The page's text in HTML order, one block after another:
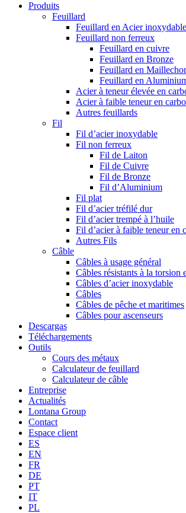
Produits
Feuillard
Feuillard en Acier inoxydable
Feuillard non ferreux
Feuillard en cuivre
Feuillard en Bronze
Feuillard en
Feuillard en
Acier à teneur élevée en
Acier à faible teneur en
Autres feuillards
Fil
Fil d’acier inoxydable
Fil non ferreux
Fil de Laiton
Fil de Cuivre
Fil de Bronze
Fil d’Aluminium
Fil plat
Fil d’acier tréfilé dur
Fil d’acier trempé à l’huile
Fil d’acier à faible teneur en
Autres Fils
Câble
Câbles à usage général
Câbles résistants à la torsion
Câbles d’acier inoxydable
Câbles
Câbles de pêche et maritimes
Câbles pour ascenseurs
Descargas
Téléchargements
Outils
Cours des métaux
Calculateur de feuillard
Calculateur de câble
Entreprise
Actualités
Lontana Group
Contact
Espace client
ES
EN
FR
DE
PT
IT
PL